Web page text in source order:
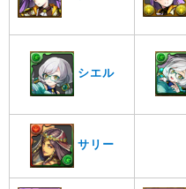
シエル
サリー